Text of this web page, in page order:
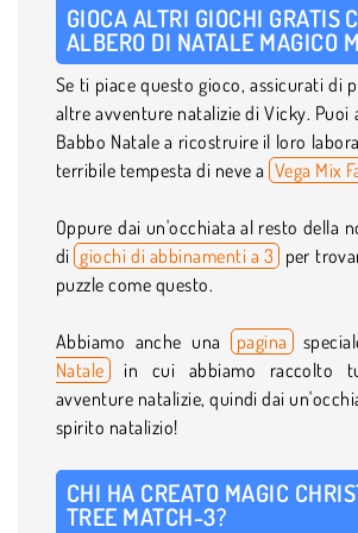
GIOCA ALTRI GIOCHI GRATIS
ALBERO DI NATALE MAGICO
Se ti piace questo gioco, assicurati di
altre avventure natalizie di Vicky. Puoi
Babbo Natale a ricostruire il loro
terribile tempesta di neve a Vega Mix
Oppure dai un'occhiata al resto della
di giochi di abbinamenti a 3 per
puzzle come questo.
Abbiamo anche una pagina
Natale in cui abbiamo raccolto
avventure natalizie, quindi dai
spirito natalizio!
CHI HA CREATO MAGIC
TREE MATCH-3?